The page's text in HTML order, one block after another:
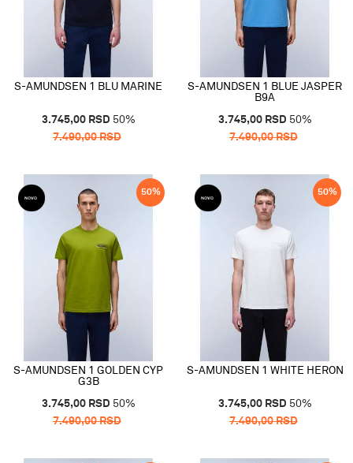
S-AMUNDSEN 1 BLU MARINE
3.745,00 RSD 50%
7.490,00RSD
S-AMUNDSEN 1 BLUE JASPER
B9A
3.745,00 RSD 50%
7.490,00RSD
50%
S-AMUNDSEN 1 GOLDEN CYP
G3B
3.745,00 RSD 50%
7.490,00RSD
50%
S-AMUNDSEN 1 WHITE HERON
3.745,00 RSD 50%
7.490,00RSD